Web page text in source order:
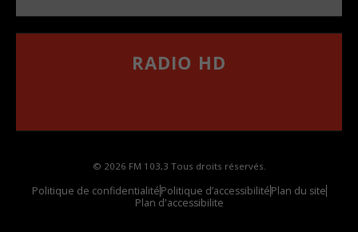
RADIO HD
© 2026 FM 103,3 Tous droits réservés.
Politique de confidentialitéPolitique d’accessibilitéPlan du site
Plan d'accessibilite